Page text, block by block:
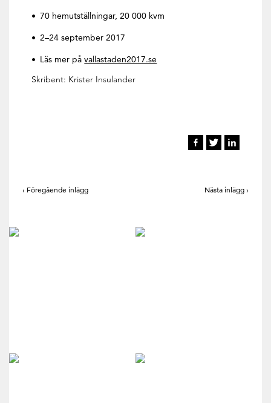
70 hemutställningar, 20 000 kvm
2–24 september 2017
Läs mer påvallastaden2017.se
Skribent: Krister Insulander
‹ Föregående inlägg Nästa inlägg ›